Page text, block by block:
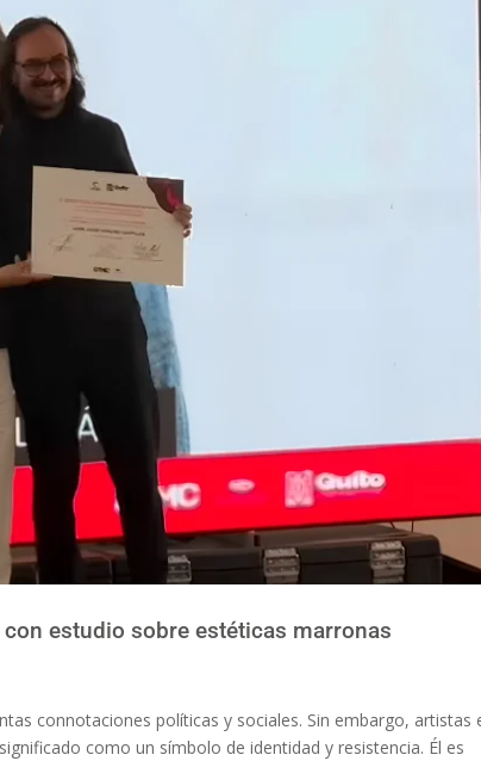
estudio sobre estéticas marronas
connotaciones políticas y sociales. Sin embargo, artistas
como un símbolo de identidad y resistencia. Él es